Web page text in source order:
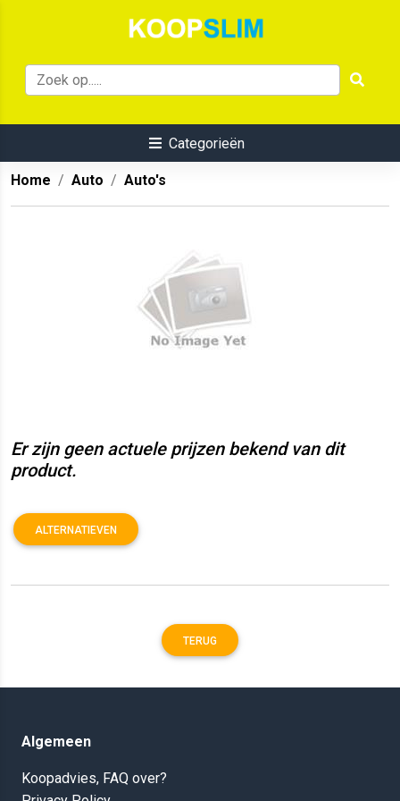
Categorieën
Home Auto Auto's
Er zijn geen actuele prijzen bekend van dit
product.
ALTERNATIEVEN
TERUG
Algemeen
Koopadvies, FAQ over?